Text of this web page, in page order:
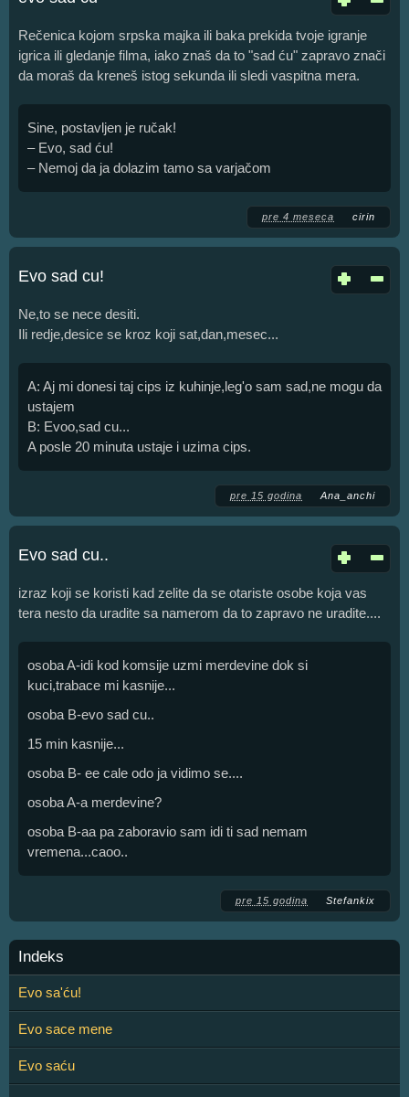
Rečenica kojom srpska majka ili baka prekida tvoje igranje
igrica ili gledanje filma, iako znaš da to "sad ću" zapravo znači
da moraš da kreneš istog sekunda ili sledi vaspitna mera.
Sine, postavljen je ručak!
– Evo, sad ću!
– Nemoj da ja dolazim tamo sa varjačom
pre 4 meseca cirin
Evo sad cu!
Ne,to se nece desiti.
Ili redje,desice se kroz koji sat,dan,mesec...
A: Aj mi donesi taj cips iz kuhinje,leg'o sam sad,ne mogu da
ustajem
B: Evoo,sad cu...
A posle 20 minuta ustaje i uzima cips.
pre 15 godina Ana_anchi
Evo sad cu..
izraz koji se koristi kad zelite da se otariste osobe koja vas
tera nesto da uradite sa namerom da to zapravo ne uradite....
osoba A-idi kod komsije uzmi merdevine dok si
kuci,trabace mi kasnije...
osoba B-evo sad cu..
15 min kasnije...
osoba B- ee cale odo ja vidimo se....
osoba A-a merdevine?
osoba B-aa pa zaboravio sam idi ti sad nemam
vremena...caoo..
pre 15 godina Stefankix
Indeks
Evo sa'ću!
Evo sace mene
Evo saću